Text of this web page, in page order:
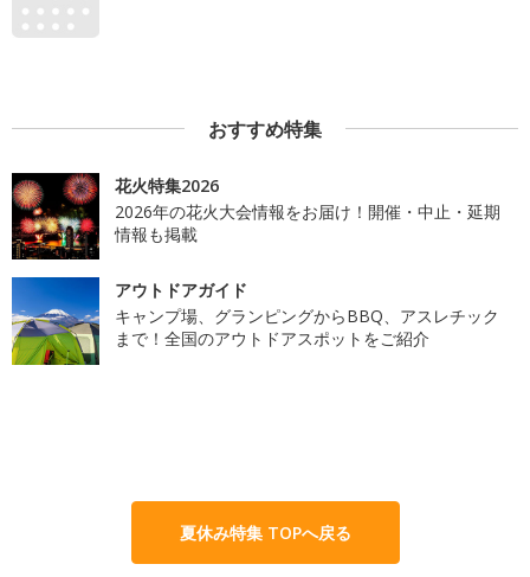
おすすめ特集
花火特集2026
2026年の花火大会情報をお届け！開催・中止・延期
情報も掲載
アウトドアガイド
キャンプ場、グランピングからBBQ、アスレチック
まで！全国のアウトドアスポットをご紹介
夏休み特集 TOPへ戻る